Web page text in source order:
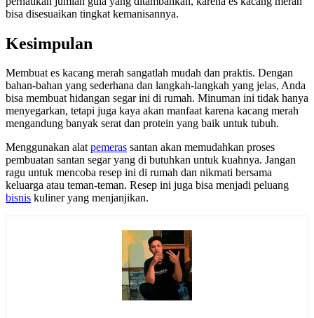
bisa disesuaikan tingkat kemanisannya.
Kesimpulan
Membuat es kacang merah sangatlah mudah dan praktis. Dengan
bahan-bahan yang sederhana dan langkah-langkah yang jelas, Anda
bisa membuat hidangan segar ini di rumah. Minuman ini tidak hanya
menyegarkan, tetapi juga kaya akan manfaat karena kacang merah
mengandung banyak serat dan protein yang baik untuk tubuh.
Menggunakan alatpemeras santan akan memudahkan proses
pembuatan santan segar yang di butuhkan untuk kuahnya. Jangan
ragu untuk mencoba resep ini di rumah dan nikmati bersama
keluarga atau teman-teman. Resep ini juga bisa menjadi peluang
bisnis kuliner yang menjanjikan.